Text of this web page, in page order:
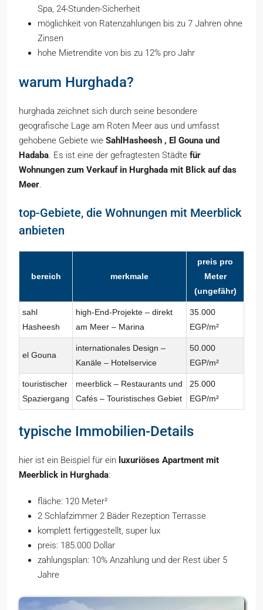
Spa, 24-Stunden-Sicherheit
möglichkeit von Ratenzahlungen bis zu 7 Jahren ohne
Zinsen
hohe Mietrendite von bis zu 12% pro Jahr
warum Hurghada?
hurghada zeichnet sich durch seine besondere
geografische Lage am Roten Meer aus und umfasst
gehobene Gebiete wie SahlHasheesh , El Gouna und
Hadaba. Es ist eine der gefragtesten Städte für
Wohnungen zum Verkauf in Hurghada mit Blick auf das
Meer.
top-Gebiete, die Wohnungen mit Meerblick
anbieten
bereich merkmale
preis pro
Meter
(ungefähr)
sahl
Hasheesh
high-End-Projekte – direkt
am Meer – Marina
35.000
EGP/m²
el Gouna
internationales Design –
Kanäle – Hotelservice
50.000
EGP/m²
touristischer
Spaziergang
meerblick – Restaurants und
Cafés – Touristisches Gebiet
25.000
EGP/m²
typische Immobilien-Details
hier ist ein Beispiel für ein luxuriöses Apartment mit
Meerblick in Hurghada:
fläche: 120 Meter²
2 Schlafzimmer 2 Bäder Rezeption Terrasse
komplett fertiggestellt, super lux
preis: 185.000 Dollar
zahlungsplan: 10% Anzahlung und der Rest über 5
Jahre